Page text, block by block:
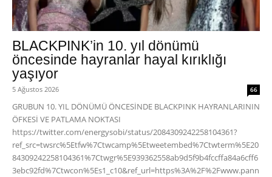
BLACKPINK’in 10. yıl dönümü
öncesinde hayranlar hayal kırıklığı
yaşıyor
5 Ağustos 2026 66
GRUBUN 10. YIL DÖNÜMÜ ÖNCESİNDE BLACKPINK HAYRANLARININ
ÖFKESİ VE PATLAMA NOKTASI
https://twitter.com/energysobi/status/2084309242258104361?
ref_src=twsrc%5Etfw%7Ctwcamp%5Etweetembed%7Ctwterm%5E20
84309242258104361%7Ctwgr%5E939362558ab9d5f9b4fccffa84a6cff6
3ebc92fd%7Ctwcon%5Es1_c10&ref_url=https%3A%2F%2Fwww.pann